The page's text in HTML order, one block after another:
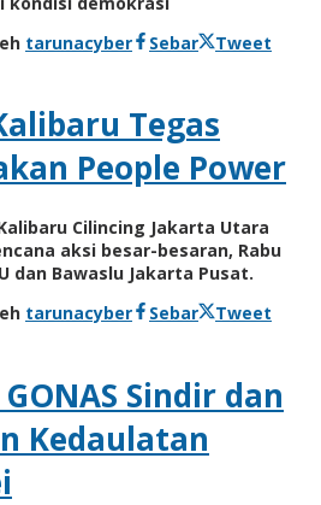
tarunacyber Sebar Tweet
Tegas
People Power
Cilincing Jakarta Utara
aksi besar-besaran, Rabu
dan Bawaslu Jakarta Pusat.
tarunacyber Sebar Tweet
Sindir dan
Kedaulatan